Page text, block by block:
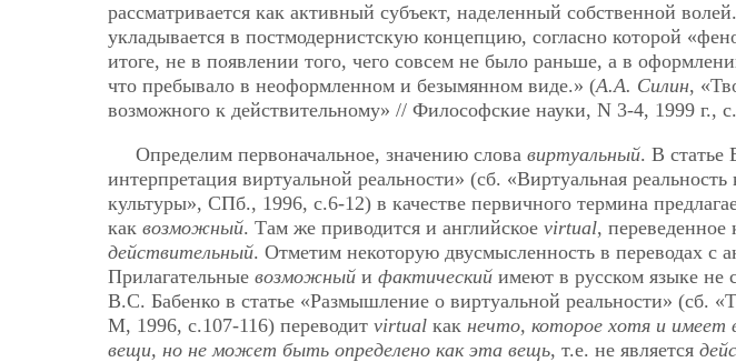
рассматривается как активный субъект, наделенный собственной
укладывается в постмодернистскую концепцию, согласно которой
итоге, не в появлении того, чего совсем не было раньше, а в
что пребывало в неоформленном и безымянном виде.» (А.А. Силин,
возможного к действительному» // Философские науки, N 3-4, 1999 г.,
Определим первоначальное, значению слова виртуальный. В
интерпретация виртуальной реальности» (сб. «Виртуальная
культуры», СПб., 1996, с.6-12) в качестве первичного термина
как возможный. Там же приводится и английское virtual, переведенное
действительный. Отметим некоторую двусмысленность в переводах с
Прилагательные возможный и фактический имеют в русском языке не
В.С. Бабенко в статье «Размышление о виртуальной реальности» (сб.
М, 1996, с.107-116) переводит virtual как нечто, которое хотя и имеет
вещи, но не может быть определено как эта вещь, т.е. не является